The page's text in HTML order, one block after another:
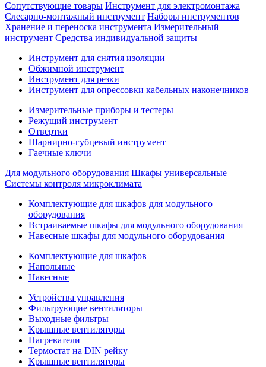
Сопутствующие товары Инструмент для электромонтажа
Слесарно-монтажный инструмент Наборы инструментов
Хранение и переноска инструмента Измерительный
инструмент Средства индивидуальной защиты
Инструмент для снятия изоляции
Обжимной инструмент
Инструмент для резки
Инструмент для опрессовки кабельных наконечников
Измерительные приборы и тестеры
Режущий инструмент
Отвертки
Шарнирно-губцевый инструмент
Гаечные ключи
Для модульного оборудования Шкафы универсальные
Системы контроля микроклимата
Комплектующие для шкафов для модульного
оборудования
Встраиваемые шкафы для модульного оборудования
Навесные шкафы для модульного оборудования
Комплектующие для шкафов
Напольные
Навесные
Устройства управления
Фильтрующие вентиляторы
Выходные фильтры
Крышные вентиляторы
Нагреватели
Термостат на DIN рейку
Крышные вентиляторы